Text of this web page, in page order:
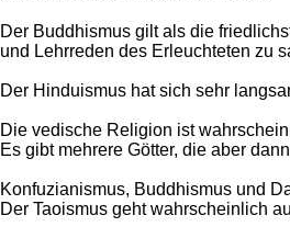
Der Buddhismus gilt als die
und Lehrreden des Erleuchteten zu
Der Hinduismus hat sich sehr
Die vedische Religion ist
Es gibt mehrere Götter, die aber
Konfuzianismus, Buddhismus und
Der Taoismus geht wahrscheinlich